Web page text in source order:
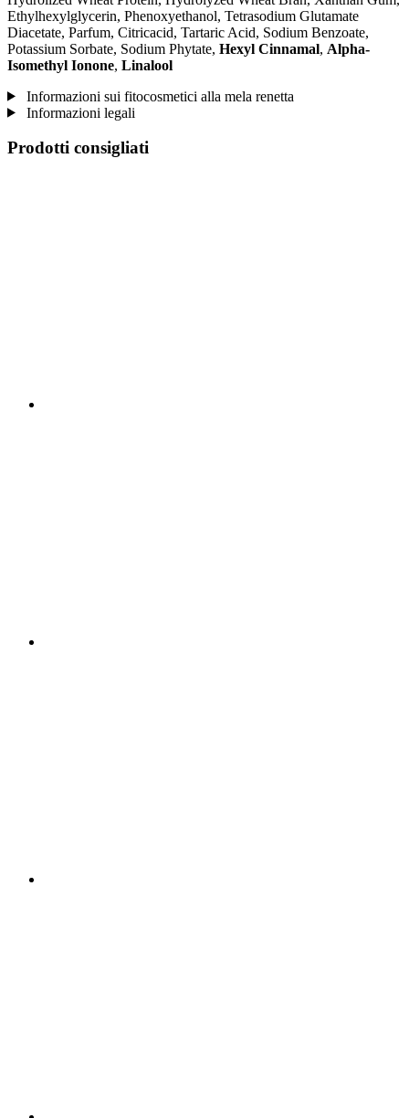
Ethylhexylglycerin, Phenoxyethanol, Tetrasodium Glutamate
Diacetate, Parfum, Citricacid, Tartaric Acid, Sodium Benzoate,
Potassium Sorbate, Sodium Phytate, Hexyl Cinnamal, Alpha-
Isomethyl Ionone, Linalool
Informazioni sui fitocosmetici alla mela renetta
Informazioni legali
Prodotti consigliati